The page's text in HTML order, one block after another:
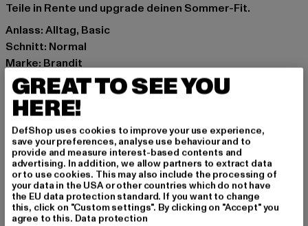
Teile in Rente und upgrade deinen Sommer-Fit.
Anlass: Alltag, Basic
Schnitt: Normal
Marke: Brandit
Kat.: Bekleidung
Farbe: camouflage
Hersteller Farbe: olive camo
Materialzusammensetzung: 100% Baumwolle
Art.Nr: BD2002-00775
Hersteller: Brandit Textil GmbH |info@brandit-wear.com
Spichernstraße 6a | 50672 Köln | DE
GREAT TO SEE YOU
HERE!
DefShop uses cookies to improve your use experience,
save your preferences, analyse use behaviour and to
provide and measure interest-based contents and
advertising. In addition, we allow partners to extract data
or to use cookies. This may also include the processing of
your data in the USA or other countries which do not have
the EU data protection standard. If you want to change
this, click on "Custom settings". By clicking on "Accept" you
agree to this. Data protection